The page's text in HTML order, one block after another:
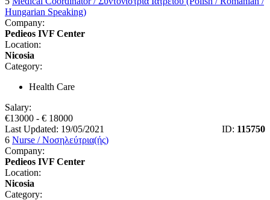
Hungarian Speaking)
Company:
Pedieos IVF Center
Location:
Nicosia
Category:
Health Care
Salary:
€13000 - € 18000
Last Updated: 19/05/2021
ID: 115750
6 Nurse / Νοσηλεύτρια(ής)
Company:
Pedieos IVF Center
Location:
Nicosia
Category: